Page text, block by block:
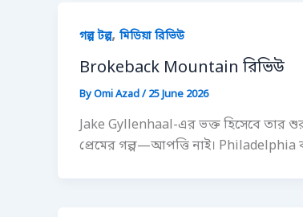
গল্প টল্প, মিডিয়া রিভিউ
Brokeback Mountain রিভিউ
ByOmi Azad/25 June 2026
Jake Gyllenhaal-এর ভক্ত হিসেবে তার
প্রেমের গল্প—আপত্তি নাই।